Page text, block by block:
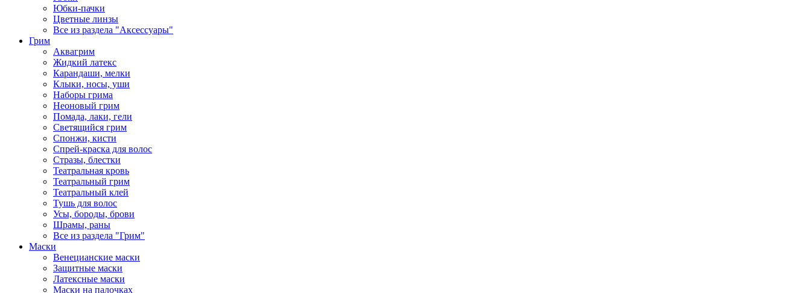
Юбки-пачки
Цветные линзы
Все из раздела "Аксессуары"
Грим
Аквагрим
Жидкий латекс
Карандаши, мелки
Клыки, носы, уши
Наборы грима
Неоновый грим
Помада, лаки, гели
Светящийся грим
Спонжи, кисти
Спрей-краска для волос
Стразы, блестки
Театральная кровь
Театральный грим
Театральный клей
Тушь для волос
Усы, бороды, брови
Шрамы, раны
Все из раздела "Грим"
Маски
Венецианские маски
Защитные маски
Латексные маски
Маски на палочках